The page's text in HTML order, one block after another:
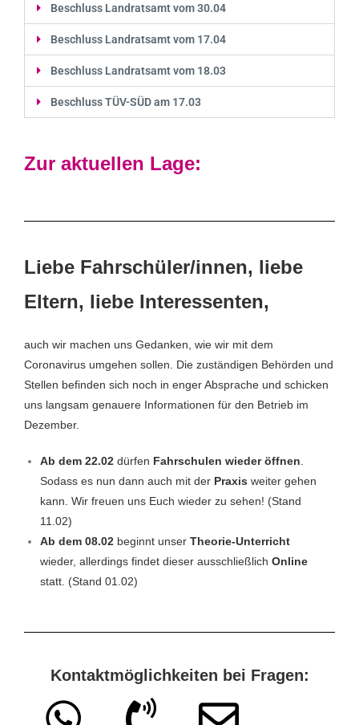
Beschluss Landratsamt vom 30.04
Beschluss Landratsamt vom 17.04
Beschluss Landratsamt vom 18.03
Beschluss TÜV-SÜD am 17.03
Zur aktuellen Lage:
Liebe Fahrschüler/innen, liebe
Eltern, liebe Interessenten,
auch wir machen uns Gedanken, wie wir mit dem
Coronavirus umgehen sollen. Die zuständigen Behörden und
Stellen befinden sich noch in enger Absprache und schicken
uns langsam genauere Informationen für den Betrieb im
Dezember.
Ab dem 22.02 dürfen Fahrschulen wieder öffnen
Sodass es nun dann auch mit der Praxis weiter gehen
kann. Wir freuen uns Euch wieder zu sehen! (Stand
11.02)
Ab dem 08.02 beginnt unser Theorie-Unterricht
wieder, allerdings findet dieser ausschließlich Online
statt. (Stand 01.02)
Kontaktmöglichkeiten bei Fragen: